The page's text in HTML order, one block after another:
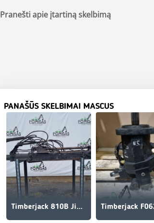
Pranešti apie įtartiną skelbimą
PANAŠŪS SKELBIMAI MASCUS
Timberjack 810B Jib Boom with Telescope